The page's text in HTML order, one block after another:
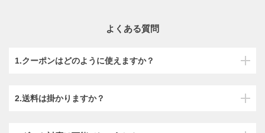
よくある質問
1.クーポンはどのように使えますか？
2.送料は掛かりますか？